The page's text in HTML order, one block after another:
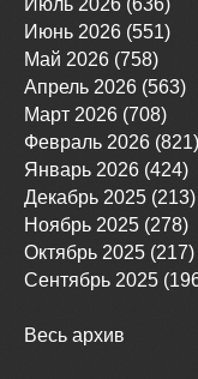
Июль 2026 (636)
Июнь 2026 (551)
Май 2026 (758)
Апрель 2026 (563)
Март 2026 (708)
Февраль 2026 (821)
Январь 2026 (424)
Декабрь 2025 (213)
Ноябрь 2025 (278)
Октябрь 2025 (217)
Сентябрь 2025
Весь архив